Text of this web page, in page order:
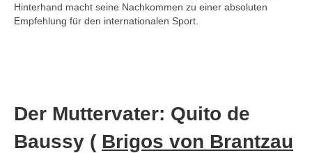
Jungpferde
Araber Hengste
New
Hinterhand macht seine Nachkommen zu einer absoluten
Empfehlung für den internationalen Sport.
Der Muttervater: Quito de
Baussy ( Brigos von Brantzau